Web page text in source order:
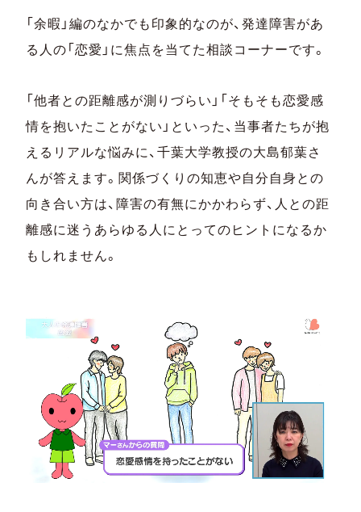
「余暇」編のなかでも印象的なのが、発達障害があ
る人の「恋愛」に焦点を当てた相談コーナーです。
「他者との距離感が測りづらい」「そもそも恋愛感
情を抱いたことがない」といった、当事者たちが抱
えるリアルな悩みに、千葉大学教授の大島郁葉さ
んが答えます。関係づくりの知恵や自分自身との
向き合い方は、障害の有無にかかわらず、人との距
離感に迷うあらゆる人にとってのヒントになるか
もしれません。